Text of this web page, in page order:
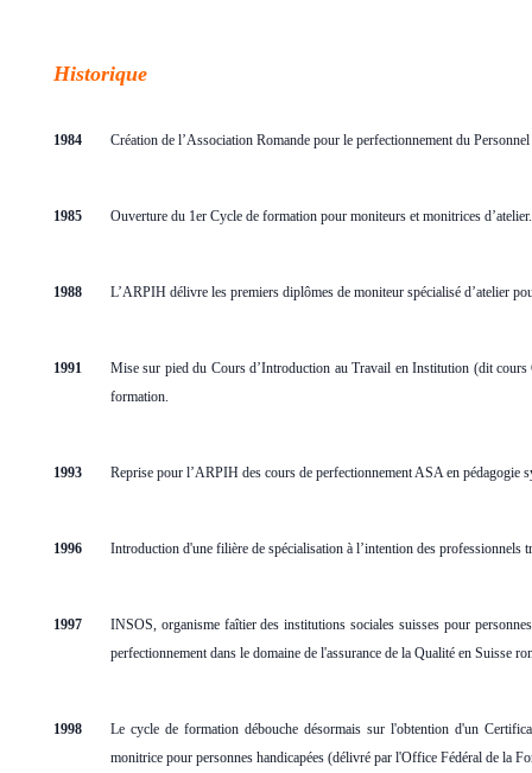
Historique
1984 Création de l’Association Romande pour le perfectionnement du
1985 Ouverture du 1er Cycle de formation pour moniteurs et monitrices d’atelier.
1988 L’ARPIH délivre les premiers diplômes de moniteur spécialisé d’atelier
1991
Mise sur pied du Cours d’Introduction au Travail en Institution (dit
formation.
1993 Reprise pour l’ARPIH des cours de perfectionnement ASA en
1996 Introduction d'une filière de spécialisation à l’intention des professionnels
1997
INSOS, organisme faîtier des institutions sociales suisses pour
perfectionnement dans le domaine de l'assurance de la Qualité en Suisse
1998
Le cycle de formation débouche désormais sur l'obtention d'un
monitrice pour personnes handicapées (délivré par l'Office Fédéral de la